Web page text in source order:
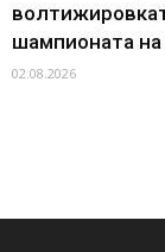
шампионата
02.08.2026